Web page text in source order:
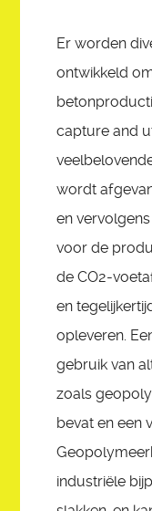
Er worden
ontwikkeld
capture and
wordt
en
voor de
de CO2-
en
opleveren.
gebruik van
zoals
bevat en een
industriële